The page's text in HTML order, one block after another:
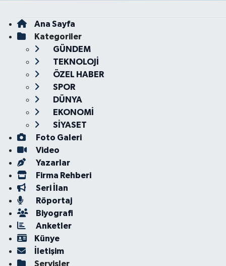
Ana Sayfa
Kategoriler
GÜNDEM
TEKNOLOJİ
ÖZEL HABER
SPOR
DÜNYA
EKONOMİ
SİYASET
Foto Galeri
Video
Yazarlar
Firma Rehberi
Seri İlan
Röportaj
Biyografi
Anketler
Künye
İletişim
Servisler